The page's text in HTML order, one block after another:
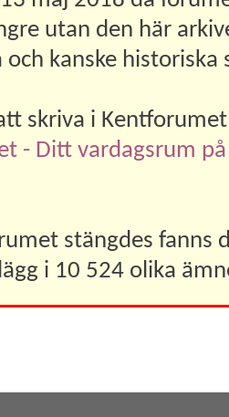
utan den här
och kanske historiska
skriva i
- Ditt vardagsrum
stängdes fanns
i 10 524 olika